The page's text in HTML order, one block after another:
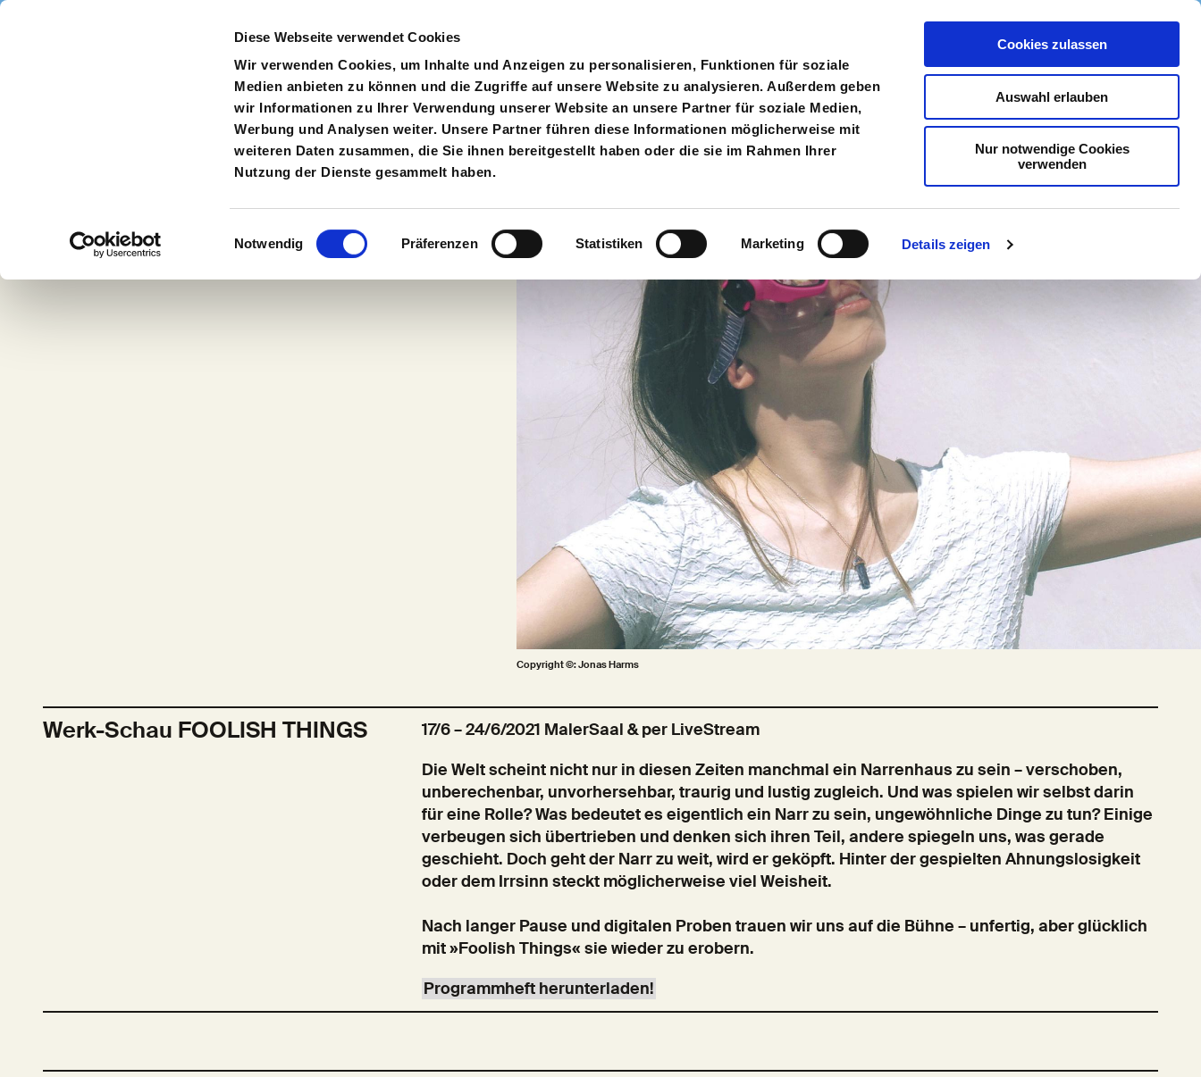
Diese Webseite verwendet Cookies
Wir verwenden Cookies, um Inhalte und Anzeigen zu personalisieren, Funktionen für soziale
Medien anbieten zu können und die Zugriffe auf unsere Website zu analysieren. Außerdem geben
wir Informationen zu Ihrer Verwendung unserer Website an unsere Partner für soziale Medien,
Werbung und Analysen weiter. Unsere Partner führen diese Informationen möglicherweise mit
weiteren Daten zusammen, die Sie ihnen bereitgestellt haben oder die sie im Rahmen Ihrer
Nutzung der Dienste gesammelt haben.
Einwilligungsauswahl
Notwendig Präferenzen Statistiken Marketing Details zeigen
Cookies zulassen
Auswahl erlauben
Nur notwendige Cookies
verwenden
Direkt zum Inhalt
Spielplan Toggle search input Suche Anmelden Anmeldung
Backstage-
Festival 2021-22
Copyright ©: Jonas Harms
Werk-Schau FOOLISH THINGS
17/6 – 24/6/2021 MalerSaal & per LiveStream
Die Welt scheint nicht nur in diesen Zeiten manchmal ein Narrenhaus zu sein – verschoben,
unberechenbar, unvorhersehbar, traurig und lustig zugleich. Und was spielen wir selbst darin
für eine Rolle? Was bedeutet es eigentlich ein Narr zu sein, ungewöhnliche Dinge zu tun? Einige
verbeugen sich übertrieben und denken sich ihren Teil, andere spiegeln uns, was gerade
geschieht. Doch geht der Narr zu weit, wird er geköpft. Hinter der gespielten Ahnungslosigkeit
oder dem Irrsinn steckt möglicherweise viel Weisheit.
Nach langer Pause und digitalen Proben trauen wir uns auf die Bühne – unfertig, aber glücklich
mit »Foolish Things« sie wieder zu erobern.
Programmheft herunterladen!